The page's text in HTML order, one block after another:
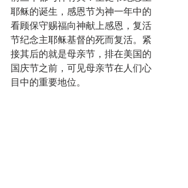
耶稣的诞生，感恩节为神一年中的
看顾保守赐福向神献上感恩，复活
节纪念主耶稣基督的死而复活。紧
接其后的就是母亲节，排在美国的
国庆节之前，可见母亲节在人们心
目中的重要地位。